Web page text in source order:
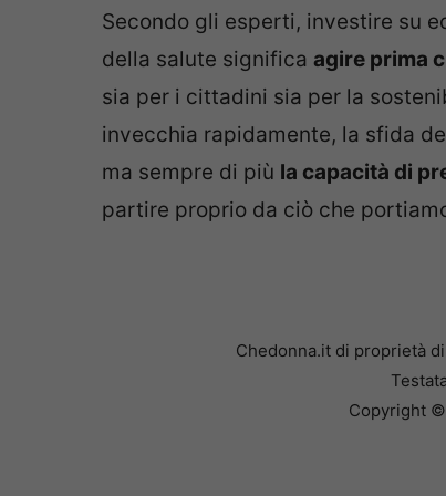
Secondo gli esperti, investire su
della salute significa agire prima
sia per i cittadini sia per la
invecchia rapidamente, la sfida
ma sempre di più la capacità di
partire proprio da ciò che
Chedonna.it di proprietà di
Copyright